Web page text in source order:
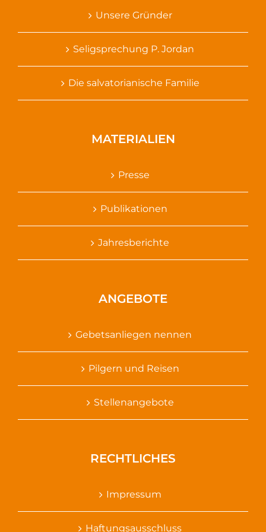
Unsere Gründer
Seligsprechung P. Jordan
Die salvatorianische Familie
MATERIALIEN
Presse
Publikationen
Jahresberichte
ANGEBOTE
Gebetsanliegen nennen
Pilgern und Reisen
Stellenangebote
RECHTLICHES
Impressum
Haftungsausschluss